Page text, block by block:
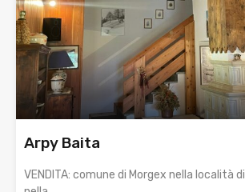
Arpy Baita
VENDITA: comune di Morgex nella località